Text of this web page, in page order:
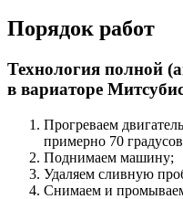
Порядок работ
Технология полной
в вариаторе
Прогреваем
примерно 70
Поднимаем машину;
Удаляем сливную
Снимаем и